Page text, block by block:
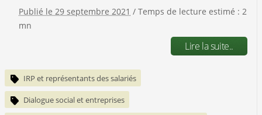
Publié le 29 septembre 2021 / Temps de lecture estimé : 2
mn
Lire la suite..
IRP et représentants des salariés
Dialogue social et entreprises